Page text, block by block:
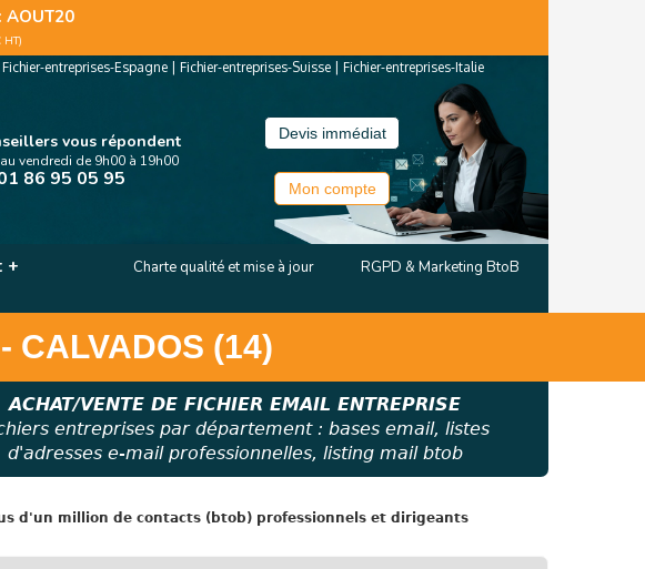
: AOUT20
Fichier-entreprises-Espagne| Fichier-entreprises-Suisse| Fichier-entreprises-Italie
vous répondent
vendredi de 9h00 à 19h00
86 95 05 95
Devis immédiat
Mon compte
+
Charte qualité et mise à jour RGPD & Marketing BtoB
CALVADOS (14)
ACHAT/VENTE DE FICHIER EMAIL ENTREPRISE
entreprises par département : bases email, listes
d'adresses e-mail professionnelles, listing mail btob
d'un million de contacts (btob) professionnels et dirigeants